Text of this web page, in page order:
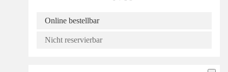
Online bestellbar
Nicht reservierbar